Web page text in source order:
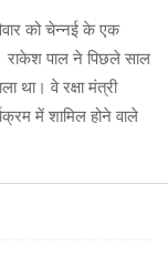
को चेन्नई के एक
राकेश पाल ने पिछले साल
था। वे रक्षा मंत्री
में शामिल होने वाले